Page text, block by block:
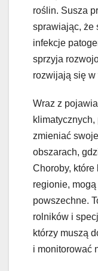
roślin. Susza
sprawiając, że
infekcje
sprzyja
rozwijają się
Wraz z
zmieniać
obszarach,
Choroby, które
regionie,
powszechne.
rolników i
którzy muszą
i monitorować